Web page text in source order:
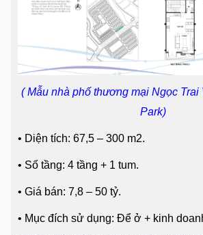
( Mẫu nhà phố thương mại Ngọc Trai
Park)
• Diện tích: 67,5 – 300 m2.
• Số tầng: 4 tầng + 1 tum.
•Giá bán: 7,8 – 50 tỷ.
• Mục đích sử dụng: Để ở + kinh